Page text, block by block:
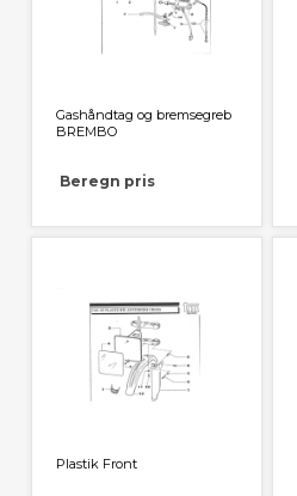
Gashåndtag og bremsegreb
BREMBO
Beregn pris
Plastik Front